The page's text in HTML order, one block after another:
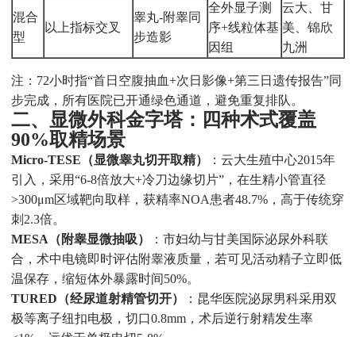
混合
型
以上指标交叉
睾丸-附睾同
步造影
全外显子测
序+线粒体基
因组
云大、甘
美、锦欣
九洲
注：72小时指“首日空腹抽血+次日影像+第三日遗传报告”同
步完成，所有医院已开通绿色通道，避免重复排队。
二、显微外科金字塔：四种术式覆盖
90%取精场景
Micro-TESE（显微睾丸切开取精）
：云大生殖中心2015年
引入，采用“6-8倍放大+冷刀边缘切片”，在生精小管直径
>300μm区域靶向取样，获精率NOA患者48.7%，高于传统穿
刺2.3倍。
MESA（附睾显微抽吸）
：市妇幼与甘美国际泌尿外科联
合，术中电镜即时评估附睾液质量，若可见活动精子立即低
温保存，缩短体外暴露时间50%。
TURED（经尿道射精管切开）
：昆华医院泌尿男科采用双
极等离子纽扣电极，切口0.8mm，术后逆行射精发生率